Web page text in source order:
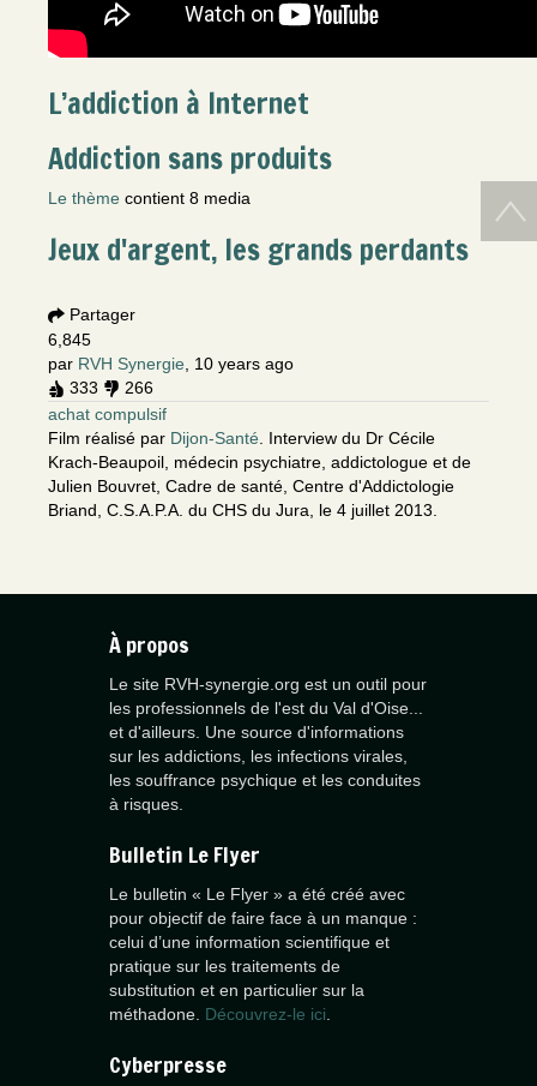
L’addiction à Internet
Addiction sans produits
Le thème contient 8 media
Jeux d'argent, les grands perdants
Partager
6,845
par RVH Synergie , 10 years ago
333
266
achat compulsif
Film réalisé par Dijon-Santé. Interview du Dr Cécile
Krach-Beaupoil, médecin psychiatre, addictologue et de
Julien Bouvret, Cadre de santé, Centre d'Addictologie
Briand, C.S.A.P.A. du CHS du Jura, le 4 juillet 2013.
À propos
Le site RVH-synergie.org est un outil pour
les professionnels de l'est du Val d'Oise...
et d'ailleurs. Une source d'informations
sur les addictions, les infections virales,
les souffrance psychique et les conduites
à risques.
Bulletin Le Flyer
Le bulletin « Le Flyer » a été créé avec
pour objectif de faire face à un manque :
celui d’une information scientifique et
pratique sur les traitements de
substitution et en particulier sur la
méthadone. Découvrez-le ici.
Cyberpresse